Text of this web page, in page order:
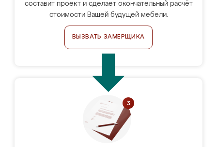
составит проект и сделает окончательный расчёт
стоимости Вашей будущей мебели.
ВЫЗВАТЬ ЗАМЕРЩИКА